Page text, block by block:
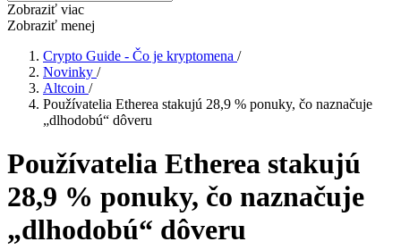
Zobraziť viac
Zobraziť menej
Crypto Guide - Čo je kryptomena /
Novinky /
Altcoin /
Používatelia Etherea stakujú 28,9 % ponuky, čo naznačuje
„dlhodobú“ dôveru
Používatelia Etherea stakujú
28,9 % ponuky, čo naznačuje
„dlhodobú“ dôveru